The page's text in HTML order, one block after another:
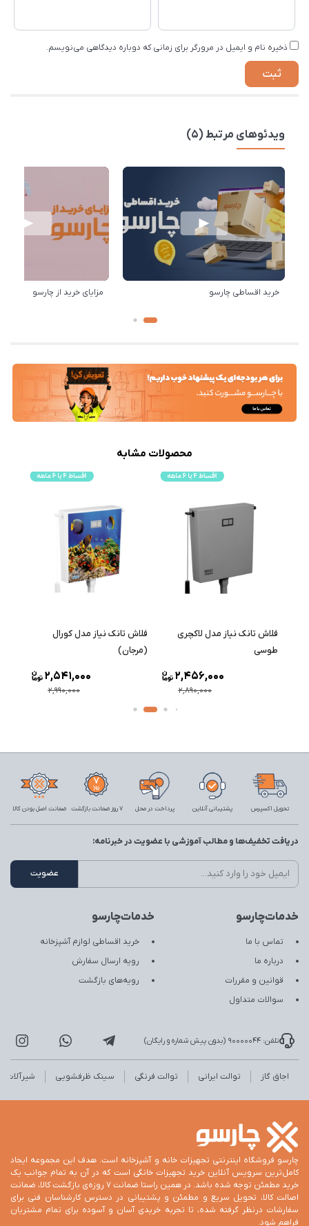
ذخیره نام و ایمیل در مرورگر برای زمانی که دوباره دیدگاهی می‌نویسم.
ویدئوهای مرتبط (5)
خرید اقساطی چارسو مزایای خرید از چارسو
محصولات مشابه
فلاش تانک نیاز مدل لاکچری
طوسی
2,890,000
2,456,000
فلاش تانک نیاز مدل کورال
(مرجان)
2,990,000
2,541,000
تحویل اکسپرس پشتیبانی آنلاین پرداخت در محل 7 روز ضمانت بازگشت ضمانت اصل بودن کالا
خدمات‌چارسو
تماس با ما
درباره ما
قوانین و مقررات
سوالات متداول
خدمات‌چارسو
خرید اقساطی لوازم آشپزخانه
رویه ارسال سفارش
رویه‌های بازگشت
دریافت تخفیف‌ها و مطالب آموزشی با عضویت در خبرنامه:
تلفن: 90000044 (بدون پیش شماره و رایگان)
اجاق گاز توالت ایرانی توالت فرنگی سینک ظرفشویی شیرآلات
چارسو فروشگاه اینترنتی تجهیزات خانه و آشپزخانه است. هدف این مجموعه ایجاد
کامل‌ترین سرویس آنلاین خرید تجهیزات خانگی است که در آن به تمام جوانب یک
خرید مطمئن توجه شده باشد. در همین راستا ضمانت 7 روزه‌ی بازگشت کالا، ضمانت
اصالت کالا، تحویل سریع و مطمئن و پشتیبانی در دسترس کارشناسان فنی برای
سفارشات درنظر گرفته شده، تا تجربه خریدی آسان و آسوده برای تمام مشتریان
فراهم شود.